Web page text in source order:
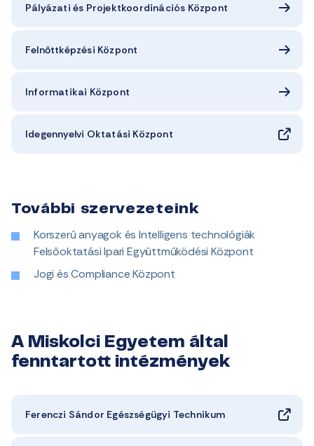
Pályázati és Projektkoordinációs Központ
Felnőttképzési Központ
Informatikai Központ
Idegennyelvi Oktatási Központ
További szervezeteink
Korszerű anyagok és Intelligens technológiák
Felsőoktatási Ipari Együttműködési Központ
Jogi és Compliance Központ
A Miskolci Egyetem által
fenntartott intézmények
Ferenczi Sándor Egészségügyi Technikum